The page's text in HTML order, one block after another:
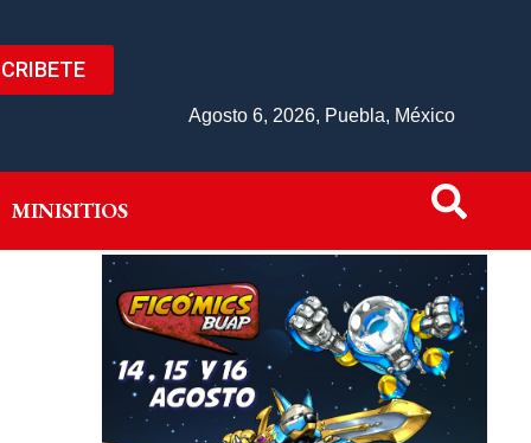
Agosto 6, 2026, Puebla, México
MINISITIOS
MINISITIOS